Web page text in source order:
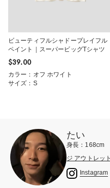
ビューティフルシャドープレイフル
ペイント｜スーパービッグTシャツ
$‌39.00
カラー：オフ ホワイト
サイズ：S
たい
身長：168cm
ジ アウトレッ
Instagram